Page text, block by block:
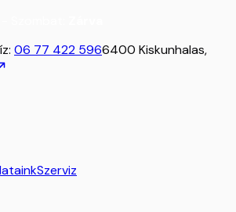
06 77 422 5966400 Kiskunhalas,
Szerviz